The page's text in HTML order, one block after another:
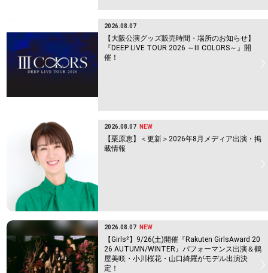
2026.08.07
【大阪公演グッズ販売時間・場所のお知らせ】
『DEEP LIVE TOUR 2026 ～Ⅲ COLORS～』開
催！
2026.08.07 NEW
【栗原恵】＜更新＞2026年8月メディア出演・掲
載情報
2026.08.07 NEW
【Girls²】9/26(土)開催『Rakuten GirlsAward 20
26 AUTUMN/WINTER』パフォーマンス出演＆鶴
屋美咲・小川桜花・山口綺羅がモデル出演決
定！